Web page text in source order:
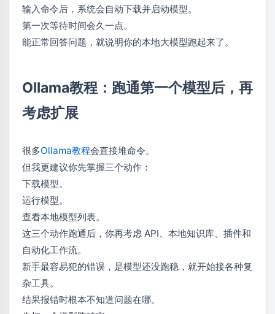
输入命令后，系统会自动下载并启动模型。
第一次等待时间会久一点。
能正常回答问题，就说明你的本地大模型跑起来了。
Ollama教程：跑通第一个模型后，再
考虑扩展
很多Ollama教程会直接堆命令。
但我更建议你先掌握三个动作：
下载模型。
运行模型。
查看本地模型列表。
这三个动作跑通后，你再考虑 API、本地知识库、插件和
自动化工作流。
新手最容易犯的错误，是模型还没跑稳，就开始接各种复
杂工具。
结果报错时根本不知道问题在哪。